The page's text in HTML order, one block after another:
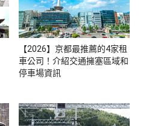
【2026】京都最推薦的4家租
車公司！介紹交通擁塞區域和
停車場資訊